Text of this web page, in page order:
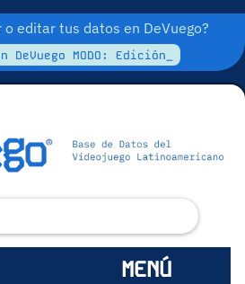
o editar tus datos en DeVuego?
MODO: Edición_
MENÚ